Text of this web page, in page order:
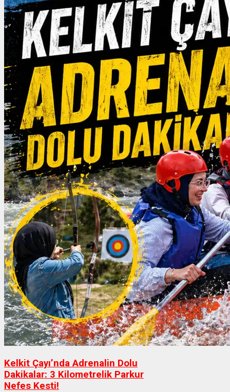
Kelkit Çayı’nda Adrenalin Dolu
Dakikalar: 3 Kilometrelik Parkur
Nefes Kesti!